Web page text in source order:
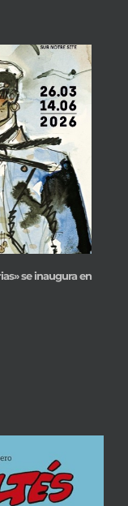
se inaugura en